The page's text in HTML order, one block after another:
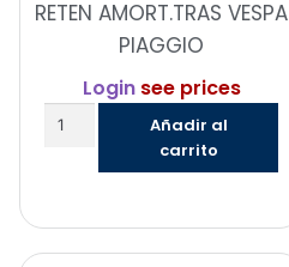
RETEN AMORT.TRAS VESPA
PIAGGIO
Loginsee prices
Añadir al
carrito